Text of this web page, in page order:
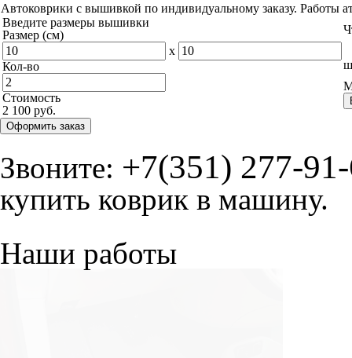
Автоковрики с вышивкой по индивидуальному заказу. Работы
Введите размеры вышивки
Размер (см)
x
Кол-во
Стоимость
2 100 руб.
Оформить заказ
Звоните: +7(351) 277-
купить коврик в машину.
Наши работы